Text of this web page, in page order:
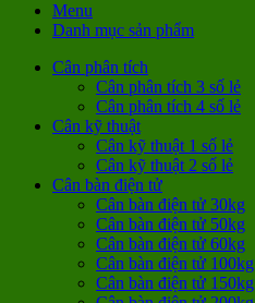
Menu
Danh mục sản phẩm
Cân phân tích
Cân phân tích 3 số lẻ
Cân phân tích 4 số lẻ
Cân kỹ thuật
Cân kỹ thuật 1 số lẻ
Cân kỹ thuật 2 số lẻ
Cân bàn điện tử
Cân bàn điện tử 30kg
Cân bàn điện tử 50kg
Cân bàn điện tử 60kg
Cân bàn điện tử 100kg
Cân bàn điện tử 150kg